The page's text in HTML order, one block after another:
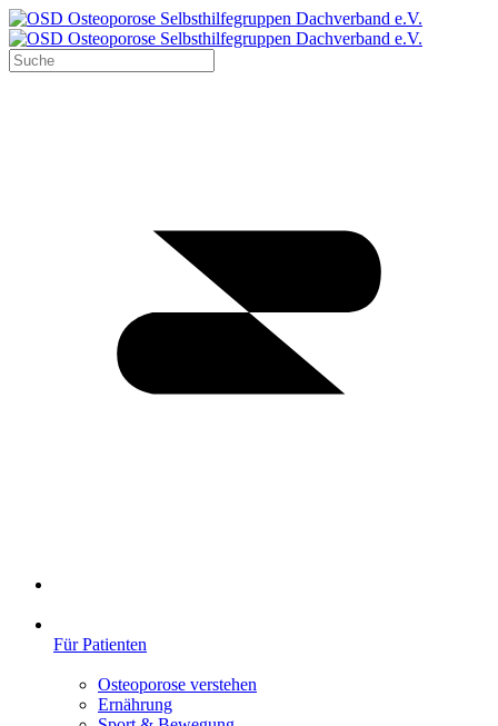
Für Patienten
Osteoporose verstehen
Ernährung